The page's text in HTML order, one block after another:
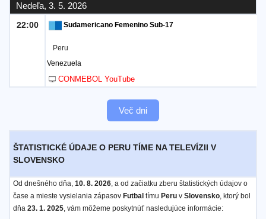
Nedeľa, 3. 5. 2026
22:00 Sudamericano Femenino Sub-17
Peru
Venezuela
CONMEBOL YouTube
Več dni
ŠTATISTICKÉ ÚDAJE O PERU TÍME NA TELEVÍZII V
SLOVENSKO
Od dnešného dňa, 10. 8. 2026, a od začiatku zberu štatistických údajov o
čase a mieste vysielania zápasov Futbal tímu Peru v Slovensko, ktorý bol
dňa 23. 1. 2025, vám môžeme poskytnúť nasledujúce informácie: